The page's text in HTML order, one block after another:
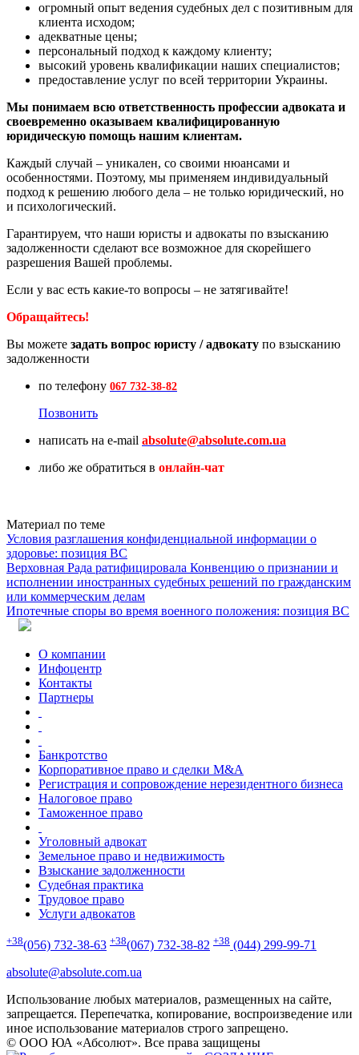
огромный опыт ведения судебных дел с позитивным для
клиента исходом;
адекватные цены;
персональный подход к каждому клиенту;
высокий уровень квалификации наших специалистов;
предоставление услуг по всей территории Украины.
Мы понимаем всю ответственность профессии адвоката и
своевременно оказываем квалифицированную
юридическую помощь нашим клиентам.
Каждый случай – уникален, со своими нюансами и
особенностями. Поэтому, мы применяем индивидуальный
подход к решению любого дела – не только юридический, но
и психологический.
Гарантируем, что наши юристы и адвокаты по взысканию
задолженности сделают все возможное для скорейшего
разрешения Вашей проблемы.
Если у вас есть какие-то вопросы – не затягивайте!
Обращайтесь!
Вы можете задать вопрос юристу / адвокату по взысканию
задолженности
по телефону 067 732-38-82
Позвонить
написать на e-mail absolute@absolute.com.ua
либо же обратиться в онлайн-чат
Absoluteодна из ведущих компаний Юго-Восточного региона
Украины с более чем 10-летним опытом.
В каких сферах наша компания предоставляет юридические
услуги ?
Работаем в сфере хозяйственного, корпоративного,
инвестиционного, налогового
антимонопольного, административного и международного
права.
В списке партнеров такие компании: OTP банк; ПУМБ; UESF;
ЮЖМАШ; Nemiroff.
Какой залог успешной работы в юридической сфере ?
Залог успешной работы: Высокий профессионализм;
Персональный подход; Полная конфиденциальность; Работа
на результат.
Материал по теме
Условия разглашения конфиденциальной информации о
здоровье: позиция ВС
Верховная Рада ратифицировала Конвенцию о признании и
исполнении иностранных судебных решений по гражданским
или коммерческим делам
Ипотечные споры во время военного положения: позиция ВС
О компании
Инфоцентр
Контакты
Партнеры
Банкротство
Корпоративное право и сделки M&A
Регистрация и сопровождение нерезидентного бизнеса
Налоговое право
Таможенное право
Уголовный адвокат
Земельное право и недвижимость
Взыскание задолженности
Судебная практика
Трудовое право
Услуги адвокатов
+38(056) 732-38-63 +38(067) 732-38-82 +38 (044) 299-99-71
absolute@absolute.com.ua
Использование любых материалов, размещенных на сайте,
запрещается. Перепечатка, копирование, воспроизведение или
иное использование материалов строго запрещено.
© ООО ЮА «Абсолют». Все права защищены